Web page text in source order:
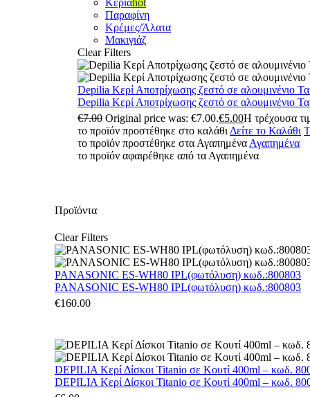
Κεριάhot
Παραφίνη
Κρέμες/Άλατα
Μακιγιάζ
Clear Filters
Depilia Κερί Αποτρίχωσης ζεστό σε αλουμινένιο
Depilia Κερί Αποτρίχωσης ζεστό σε αλουμινένιο
€7.00 Original price was: €7.00.€5.00Η τρέχουσα
το προϊόν προστέθηκε στο καλάθι Δείτε το Καλάθι
το προϊόν προστέθηκε στα Αγαπημένα Αγαπημένα
το προϊόν αφαιρέθηκε από τα Αγαπημένα
Προϊόντα
Clear Filters
PANASONIC ES-WH80 IPL(φωτόλυση) κωδ.:800803
PANASONIC ES-WH80 IPL(φωτόλυση) κωδ.:800803
€160.00
DEPILIA Κερί Δίσκοι Titanio σε Κουτί 400ml – κωδ.
DEPILIA Κερί Δίσκοι Titanio σε Κουτί 400ml – κωδ.